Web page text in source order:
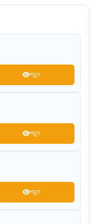
পড়ুন
পড়ুন
পড়ুন